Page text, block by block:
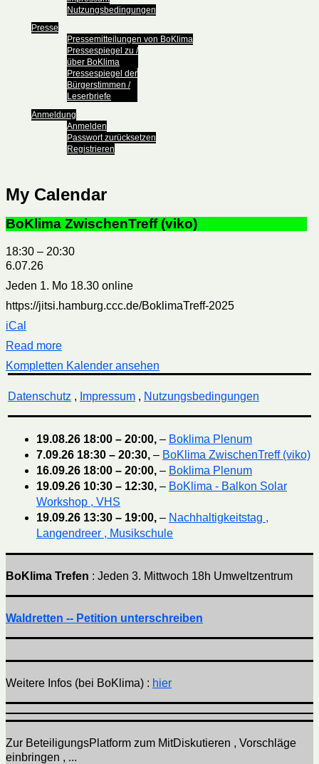
Nutzungsbedingungen
Presse
Pressemitteilungen von BoKlima
Pressespiegel zu /
über BoKlima
Pressespiegel der
Bürgerstimmen /
Leserbriefe
Anmeldung
Anmelden
Passwort zurücksetzen
Registrieren
My Calendar
BoKlima ZwischenTreff (viko)
18:30 – 20:30
6.07.26
Jeden 1. Mo 18.30 online
https://jitsi.hamburg.ccc.de/BoklimaTreff-2025
iCal
Read more
Kompletten Kalender ansehen
Datenschutz , Impressum, Nutzungsbedingungen
19.08.26 18:00 – 20:00, – Boklima Plenum
7.09.26 18:30 – 20:30, – BoKlima ZwischenTreff (viko)
16.09.26 18:00 – 20:00, – Boklima Plenum
19.09.26 10:30 – 12:30, – BoKlima - Balkon Solar
Workshop , VHS
19.09.26 13:30 – 19:00, – Nachhaltigkeitstag ,
Langendreer , Musikschule
BoKlima Trefen : Jeden 3. Mittwoch 18h Umweltzentrum
Waldretten -- Petition unterschreiben
Weitere Infos (bei BoKlima) : hier
Zur BeteiligungsPlatform zum MitDiskutieren , Vorschläge
einbringen , ...